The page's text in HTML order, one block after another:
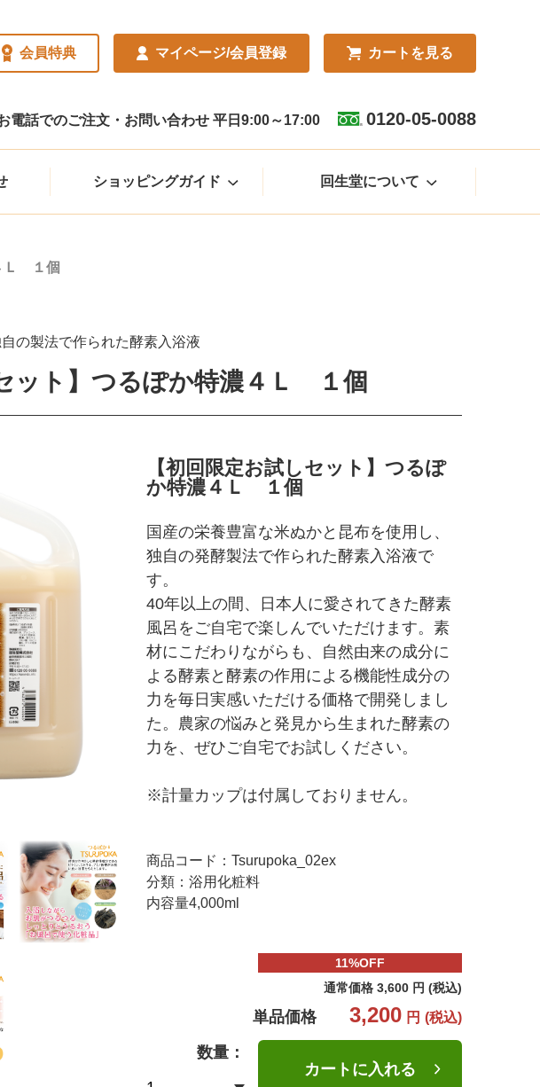
会員特典 マイページ/会員登録 カート を見る
電話でのご注文・お問い合わせ 平日9:00～17:00 0120-05-0088
ショッピングガイド 回生堂について
Ｌ １個
の製法で作られた酵素入浴液
ット】つるぽか特濃４Ｌ １個
【初回限定お試しセット】つるぽ
か特濃４Ｌ １個
国産の栄養豊富な米ぬかと昆布を使用し、
独自の発酵製法で作られた酵素入浴液で
す。
40年以上の間、日本人に愛されてきた酵素
風呂をご自宅で楽しんでいただけます。素
材にこだわりながらも、自然由来の成分に
よる酵素と酵素の作用による機能性成分の
力を毎日実感いただける価格で開発しまし
た。農家の悩みと発見から生まれた酵素の
力を、ぜひご自宅でお試しください。
※計量カップは付属しておりません。
商品コード： Tsurupoka_02ex
分類： 浴用化粧料
内容量4,000ml
11%OFF
通常価格 3,600 円 (税込)
単品価格 3,200 円 (税込)
数量：